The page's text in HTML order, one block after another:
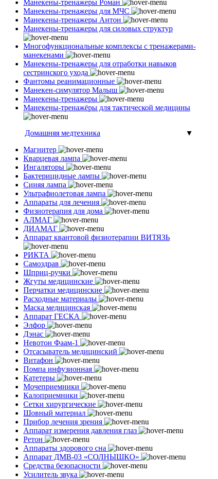
Манекены-тренажеры Роман
Манекены-тренажеры для МЧС
Манекены-тренажеры Антон
Манекены-тренажеры для силовых структур
Многофункциональные комплексы с тренажерами-
манекенами
Манекены-тренажеры для отработки навыков
сестринского ухода
Фантомы реанимационные
Манекен-симулятор Малыш
Манекены-тренажеры
Манекены-тренажёры для тактической медицины
Домашняя медтехника
▼
Магнитер
Кварцевая лампа
Ингаляторы
Бактерицидные лампы
Синяя лампа
Ультрафиолетовая лампа
Аппараты для лечения
Физиотерапия для дома
АЛМАГ
ДИАМАГ
Аппарат квантовой физиотерапии ВИТЯЗЬ
РИКТА
Самоздрав
Шприц-ручки
Жгуты медицинские
Перчатки медицинские
Расходные материалы
Маска медицинская
Аппарат ГЕСКА
Элфор
Дэнас
Невотон Фаам-1
Отсасыватель медицинский
Витафон
Помпа инфузионная
Катетеры
Мочеприемники
Калоприемники
Сетки хирургические
Шовный материал
Прибор лечения зрения
Аппарат измерения давления глаз
Ретон
Аппараты здорового сна
Аппарат ДМВ-03 «СОЛНЫШКО»
Средства безопасности
Усилитель звука